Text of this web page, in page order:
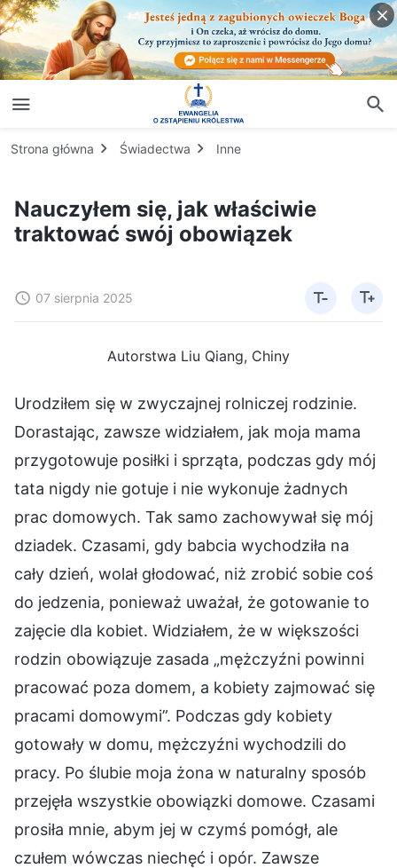
Strona główna Świadectwa Inne
Nauczyłem się, jak właściwie
traktować swój obowiązek
07 sierpnia 2025
Autorstwa Liu Qiang, Chiny
Urodziłem się w zwyczajnej rolniczej rodzinie.
Dorastając, zawsze widziałem, jak moja mama
przygotowuje posiłki i sprząta, podczas gdy mój
tata nigdy nie gotuje i nie wykonuje żadnych
prac domowych. Tak samo zachowywał się mój
dziadek. Czasami, gdy babcia wychodziła na
cały dzień, wolał głodować, niż zrobić sobie coś
do jedzenia, ponieważ uważał, że gotowanie to
zajęcie dla kobiet. Widziałem, że w większości
rodzin obowiązuje zasada „mężczyźni powinni
pracować poza domem, a kobiety zajmować się
pracami domowymi”. Podczas gdy kobiety
gotowały w domu, mężczyźni wychodzili do
pracy. Po ślubie moja żona w naturalny sposób
przejęła wszystkie obowiązki domowe. Czasami
prosiła mnie, abym jej w czymś pomógł, ale
czułem wówczas niechęć i opór. Zawsze